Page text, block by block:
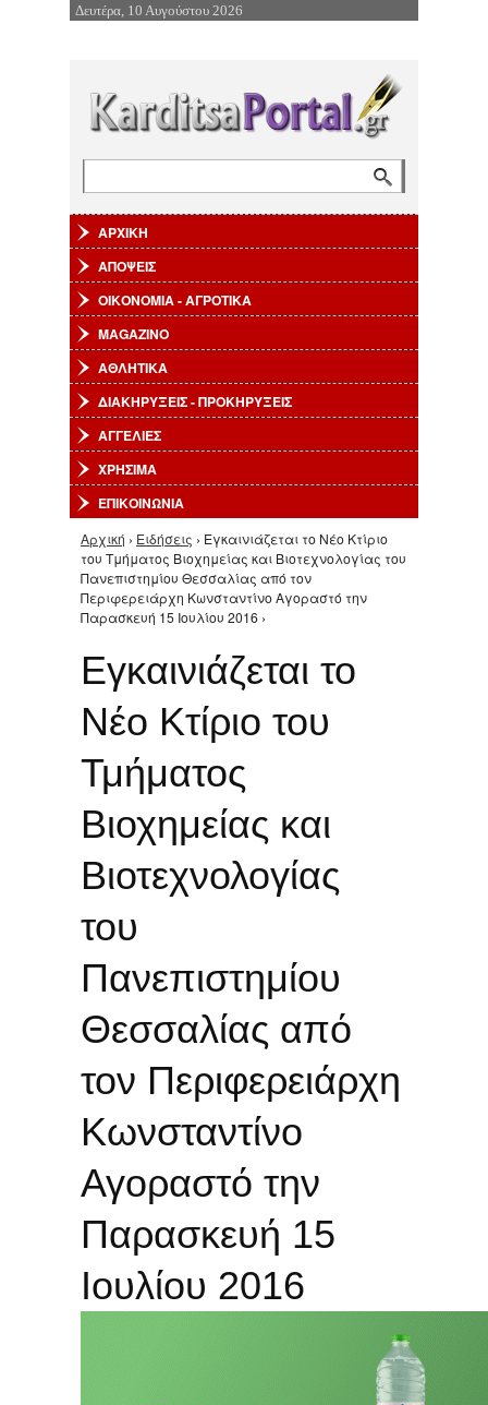
Επιστροφή στην Πλοήγηση
Δευτέρα, 10 Αυγούστου 2026
ΑΡΧΙΚΗ
ΑΠΟΨΕΙΣ
ΟΙΚΟΝΟΜΙΑ - ΑΓΡΟΤΙΚΑ
MAGAZINO
ΑΘΛΗΤΙΚΑ
ΔΙΑΚΗΡΥΞΕΙΣ - ΠΡΟΚΗΡΥΞΕΙΣ
ΑΓΓΕΛΙΕΣ
ΧΡΗΣΙΜΑ
ΕΠΙΚΟΙΝΩΝΙΑ
Είστε εδώ
Αρχική › Ειδήσεις › Εγκαινιάζεται το Νέο Κτίριο
του Τμήματος Βιοχημείας και Βιοτεχνολογίας του
Πανεπιστημίου Θεσσαλίας από τον
Περιφερειάρχη Κωνσταντίνο Αγοραστό την
Παρασκευή 15 Ιουλίου 2016 ›
Εγκαινιάζεται το
Νέο Κτίριο του
Τμήματος
Βιοχημείας και
Βιοτεχνολογίας
του
Πανεπιστημίου
Θεσσαλίας από
τον Περιφερειάρχη
Κωνσταντίνο
Αγοραστό την
Παρασκευή 15
Ιουλίου 2016